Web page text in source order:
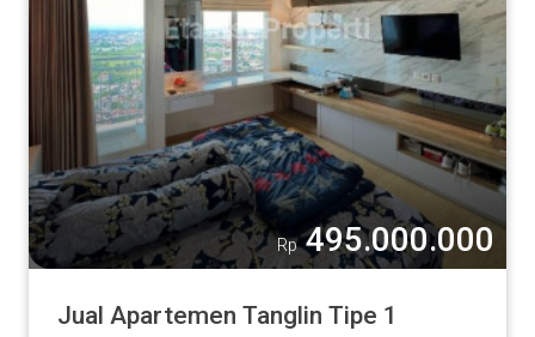
Rp 495.000.000
Jual Apartemen Tanglin Tipe 1